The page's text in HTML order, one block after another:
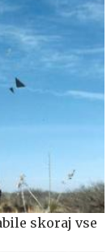
skoraj vse